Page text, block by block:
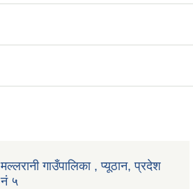
मल्लरानी गाउँपालिका , प्यूठान, प्रदेश
नं ५